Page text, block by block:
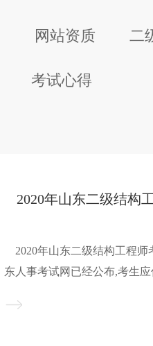
网站资质 二
考试心得
2020年山东二级结构工程师
东人事考试网已经公布,考生
遗漏自己，建培小编整理了
程师考试成绩合格人员公示信